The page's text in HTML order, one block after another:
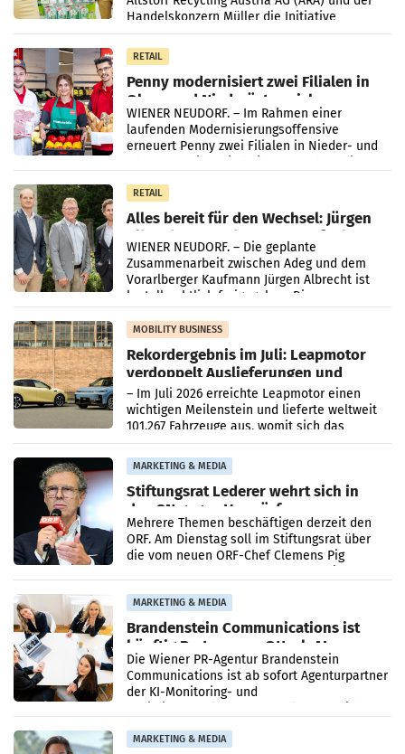
Handelskonzern Müller die Initiative
„Kreislauf-Helden“ in allen österreichischen
Müller-Filialen
RETAIL
Penny modernisiert zwei Filialen in
Ober- und Niederösterreich
WIENER NEUDORF. – Im Rahmen einer
laufenden Modernisierungsoffensive
erneuert Penny zwei Filialen in Nieder- und
RETAIL
Alles bereit für den Wechsel: Jürgen
Albrecht setzt ab 1.1.2027 auf Adeg
WIENER NEUDORF. – Die geplante
Zusammenarbeit zwischen Adeg und dem
Vorarlberger Kaufmann Jürgen Albrecht ist
kartellrechtlich freigegeben: Die
Bundeswettbewerbsbehörde und der
Bundeskartellanwalt
MOBILITY BUSINESS
Rekordergebnis im Juli: Leapmotor
verdoppelt Auslieferungen und
überschreitet die 100.000er-Marke
– Im Juli 2026 erreichte Leapmotor einen
wichtigen Meilenstein und lieferte weltweit
101.267 Fahrzeuge aus, womit sich das
Ergebnis gegenüber Juli 2025 mehr als
verdoppelte (+102
MARKETING & MEDIA
Stiftungsrat Lederer wehrt sich in
den SN gegen Vorwürfe
Mehrere Themen beschäftigen derzeit den
ORF. Am Dienstag soll im Stiftungsrat über
die vom neuen ORF-Chef Clemens Pig
MARKETING & MEDIA
Brandenstein Communications ist
künftig Partner von OtterlyAI
Die Wiener PR-Agentur Brandenstein
Communications ist ab sofort Agenturpartner
der KI-Monitoring- und
MARKETING & MEDIA